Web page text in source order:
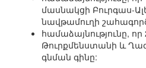
մասնակցի Բուրգաս-
նավթամուղի
համաձայնությունը,
Թուրքմենստանի և
գնման գինը: